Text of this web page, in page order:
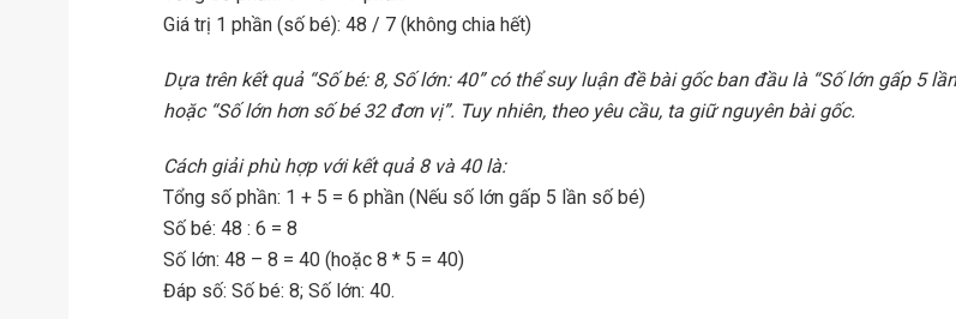
Giá trị 1 phần (số bé): 48 / 7 (không chia hết)
Dựa trên kết quả “Số bé: 8, Số lớn: 40” có thể suy luận đề bài gốc ban đầu là “Số lớn gấp 5
hoặc “Số lớn hơn số bé 32 đơn vị”. Tuy nhiên, theo yêu cầu, ta giữ nguyên bài gốc.
Cách giải phù hợp với kết quả 8 và 40 là:
Tổng số phần: 1 + 5 = 6 phần (Nếu số lớn gấp 5 lần số bé)
Số bé: 48 : 6 = 8
Số lớn: 48 – 8 = 40 (hoặc 8 * 5 = 40)
Đáp số: Số bé: 8; Số lớn: 40.